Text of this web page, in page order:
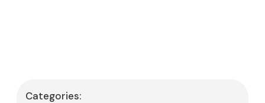
Categories: